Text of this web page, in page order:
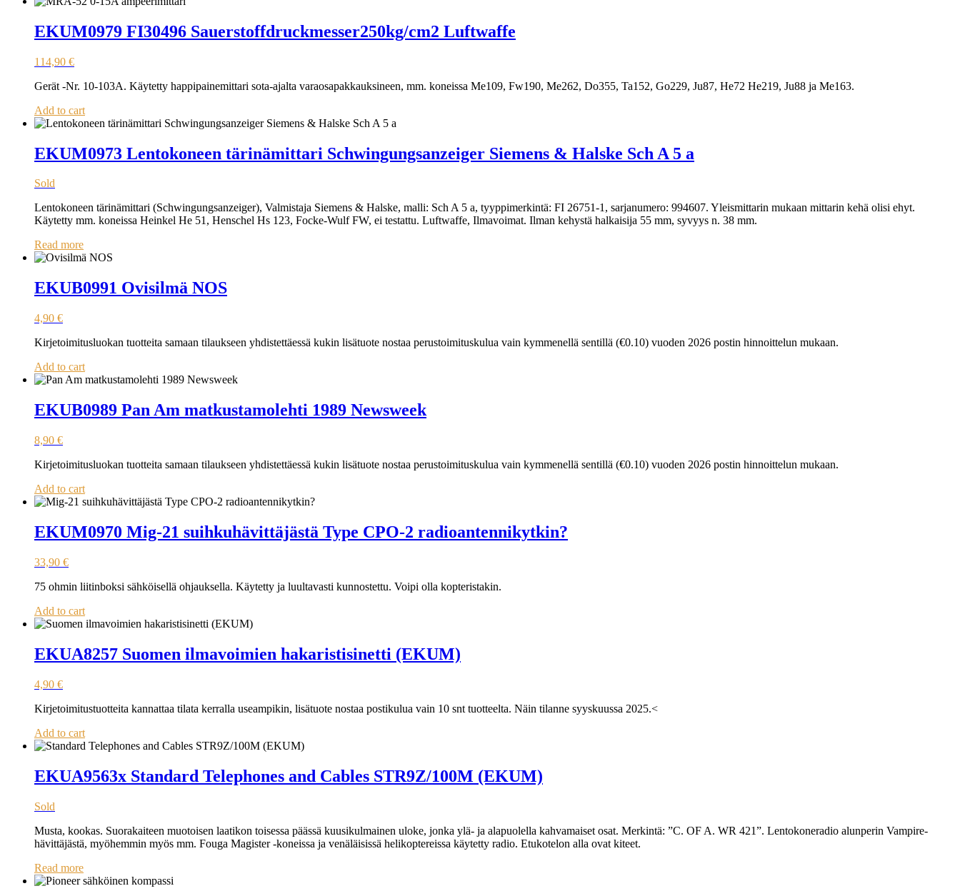
EKUM0979 FI30496 Sauerstoffdruckmesser250kg/cm2 Luftwaffe
114,90 €
Gerät -Nr. 10-103A. Käytetty happipainemittari sota-ajalta varaosapakkauksineen, mm. koneissa Me109, Fw190, Me262, Do355, Ta152, Go229, Ju87, He72 He219, Ju88 ja Me163.
Add to cart
EKUM0973 Lentokoneen tärinämittari Schwingungsanzeiger Siemens & Halske Sch A 5 a
Sold
Lentokoneen tärinämittari (Schwingungsanzeiger), Valmistaja Siemens & Halske, malli: Sch A 5 a, tyyppimerkintä: FI 26751-1, sarjanumero: 994607. Yleismittarin mukaan mittarin kehä olisi ehyt.
Käytetty mm. koneissa Heinkel He 51, Henschel Hs 123, Focke-Wulf FW, ei testattu. Luftwaffe, Ilmavoimat. Ilman kehystä halkaisija 55 mm, syvyys n. 38 mm.
Read more
EKUB0991 Ovisilmä NOS
4,90 €
Kirjetoimitusluokan tuotteita samaan tilaukseen yhdistettäessä kukin lisätuote nostaa perustoimituskulua vain kymmenellä sentillä (€0.10) vuoden 2026 postin hinnoittelun mukaan.
Add to cart
EKUB0989 Pan Am matkustamolehti 1989 Newsweek
8,90 €
Kirjetoimitusluokan tuotteita samaan tilaukseen yhdistettäessä kukin lisätuote nostaa perustoimituskulua vain kymmenellä sentillä (€0.10) vuoden 2026 postin hinnoittelun mukaan.
Add to cart
EKUM0970 Mig-21 suihkuhävittäjästä Type CPO-2 radioantennikytkin?
33,90 €
75 ohmin liitinboksi sähköisellä ohjauksella. Käytetty ja luultavasti kunnostettu. Voipi olla kopteristakin.
Add to cart
EKUA8257 Suomen ilmavoimien hakaristisinetti (EKUM)
4,90 €
Kirjetoimitustuotteita kannattaa tilata kerralla useampikin, lisätuote nostaa postikulua vain 10 snt tuotteelta. Näin tilanne syyskuussa 2025.<
Add to cart
EKUA9563x Standard Telephones and Cables STR9Z/100M (EKUM)
Sold
Musta, kookas. Suorakaiteen muotoisen laatikon toisessa päässä kuusikulmainen uloke, jonka ylä- ja alapuolella kahvamaiset osat. Merkintä: ”C. OF A. WR 421”. Lentokoneradio alunperin Vampire-
hävittäjästä, myöhemmin myös mm. Fouga Magister -koneissa ja venäläisissä helikoptereissa käytetty radio. Etukotelon alla ovat kiteet.
Read more